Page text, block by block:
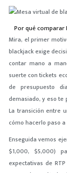
Por qué comparar
Mira, el primer
blackjack exige
contar mano a
suerte con tickets
de presupuesto
demasiado, y eso
La transición entre
cómo hacerlo paso a
Enseguida vemos
$1,000, $5,000)
expectativas de